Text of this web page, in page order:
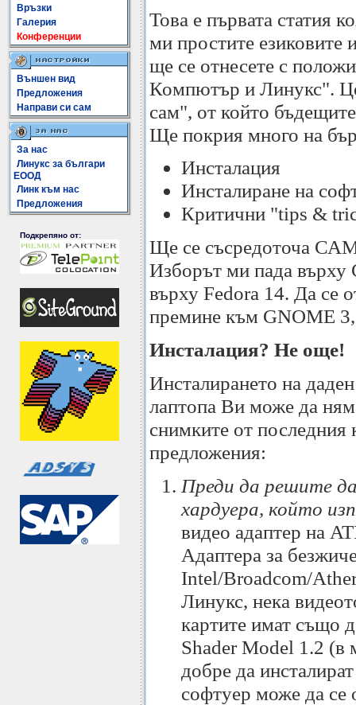
Връзки
Галерия
Конференции
Външен вид
Предложения
Направи си сам
За нас
Линукс за българи
ЕООД
Линк към нас
Предложения
Подкрепяно от:
Това е първата статия
ми простите езиковите
ще се отнесете с
Компютър и Линукс".
сам", от който
Ще покрия много на
Инсталация
Инсталиране на
Критични "tips &
Ще се съсредоточа
Изборът ми пада върху
върху Fedora 14. Да се
премине към GNOME
Инсталация? Не още!
Инсталирането на
лаптопа Ви може да
снимките от последния
предложения:
Преди да решите
хардуера, който
видео адаптер на
Адаптера за
Intel/Broadcom/
Линукс, нека
картите имат също
Shader Model 1.2 (в
добре да
софтуер може да се